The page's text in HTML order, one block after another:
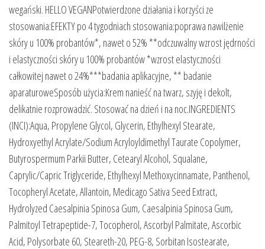
wegański. HELLO VEGANPotwierdzone działania i korzyści ze
stosowania:EFEKTY po 4 tygodniach stosowania:poprawa nawilżenie
skóry u 100% probantów*, nawet o 52% **odczuwalny wzrost jędrności
i elastyczności skóry u 100% probantów *wzrost elastyczności
całkowitej nawet o 24%***badania aplikacyjne, ** badanie
aparaturoweSposób użycia:Krem nanieść na twarz, szyję i dekolt,
delikatnie rozprowadzić. Stosować na dzień i na noc.INGREDIENTS
(INCI):Aqua, Propylene Glycol, Glycerin, Ethylhexyl Stearate,
Hydroxyethyl Acrylate/Sodium Acryloyldimethyl Taurate Copolymer,
Butyrospermum Parkii Butter, Cetearyl Alcohol, Squalane,
Caprylic/Capric Triglyceride, Ethylhexyl Methoxycinnamate, Panthenol,
Tocopheryl Acetate, Allantoin, Medicago Sativa Seed Extract,
Hydrolyzed Caesalpinia Spinosa Gum, Caesalpinia Spinosa Gum,
Palmitoyl Tetrapeptide-7, Tocopherol, Ascorbyl Palmitate, Ascorbic
Acid, Polysorbate 60, Steareth-20, PEG-8, Sorbitan Isostearate,